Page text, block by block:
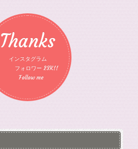
Thanks
インスタグラム
フォロワー 23K!!
Follow me